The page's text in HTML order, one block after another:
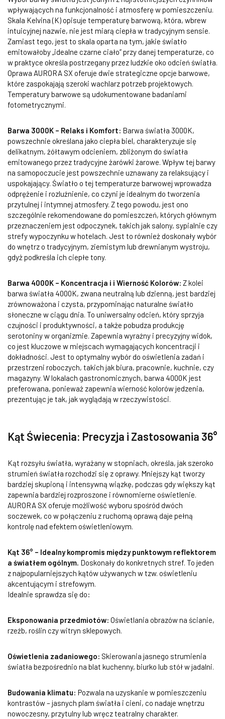
wpływających na funkcjonalność i atmosferę w pomieszczeniu.
Skala Kelvina (K) opisuje temperaturę barwową, która, wbrew
intuicyjnej nazwie, nie jest miarą ciepła w tradycyjnym sensie.
Zamiast tego, jest to skala oparta na tym, jakie światło
emitowałoby „idealne czarne ciało” przy danej temperaturze, co
w praktyce określa postrzegany przez ludzkie oko odcień światła.
Oprawa AURORA SX oferuje dwie strategiczne opcje barwowe,
które zaspokajają szeroki wachlarz potrzeb projektowych.
Temperatury barwowe są udokumentowane badaniami
fotometrycznymi.
Barwa 3000K – Relaks i Komfort: Barwa światła 3000K,
powszechnie określana jako ciepła biel, charakteryzuje się
delikatnym, żółtawym odcieniem, zbliżonym do światła
emitowanego przez tradycyjne żarówki żarowe. Wpływ tej barwy
na samopoczucie jest powszechnie uznawany za relaksujący i
uspokajający. Światło o tej temperaturze barwowej wprowadza
odprężenie i rozluźnienie, co czyni je idealnym do tworzenia
przytulnej i intymnej atmosfery. Z tego powodu, jest ono
szczególnie rekomendowane do pomieszczeń, których głównym
przeznaczeniem jest odpoczynek, takich jak salony, sypialnie czy
strefy wypoczynku w hotelach. Jest to również doskonały wybór
do wnętrz o tradycyjnym, ziemistym lub drewnianym wystroju,
gdyż podkreśla ich ciepłe tony.
Barwa 4000K – Koncentracja i i Wierność Kolorów: Z kolei
barwa światła 4000K, zwana neutralną lub dzienną, jest bardziej
zrównoważona i czysta, przypominając naturalne światło
słoneczne w ciągu dnia. To uniwersalny odcień, który sprzyja
czujności i produktywności, a także pobudza produkcję
serotoniny w organizmie. Zapewnia wyraźny i precyzyjny widok,
co jest kluczowe w miejscach wymagających koncentracji i
dokładności. Jest to optymalny wybór do oświetlenia zadań i
przestrzeni roboczych, takich jak biura, pracownie, kuchnie, czy
magazyny. W lokalach gastronomicznych, barwa 4000K jest
preferowana, ponieważ zapewnia wierność kolorów jedzenia,
prezentując je tak, jak wyglądają w rzeczywistości.
Kąt Świecenia: Precyzja i Zastosowania 36°
Kąt rozsyłu światła, wyrażany w stopniach, określa, jak szeroko
strumień światła rozchodzi się z oprawy. Mniejszy kąt tworzy
bardziej skupioną i intensywną wiązkę, podczas gdy większy kąt
zapewnia bardziej rozproszone i równomierne oświetlenie.
AURORA SX oferuje możliwość wyboru spośród dwóch
soczewek, co w połączeniu z ruchomą oprawą daje pełną
kontrolę nad efektem oświetleniowym.
Kąt 36° – Idealny kompromis między punktowym reflektorem
a światłem ogólnym. Doskonały do konkretnych stref. To jeden
z najpopularniejszych kątów używanych w tzw. oświetleniu
akcentującym i strefowym.
Idealnie sprawdza się do:
Eksponowania przedmiotów: Oświetlania obrazów na ścianie,
rzeźb, roślin czy witryn sklepowych.
Oświetlenia zadaniowego: Skierowania jasnego strumienia
światła bezpośrednio na blat kuchenny, biurko lub stół w jadalni.
Budowania klimatu: Pozwala na uzyskanie w pomieszczeniu
kontrastów – jasnych plam światła i cieni, co nadaje wnętrzu
nowoczesny, przytulny lub wręcz teatralny charakter.